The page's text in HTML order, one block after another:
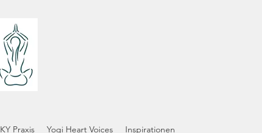
KY Praxis Yogi Heart Voices Inspirationen